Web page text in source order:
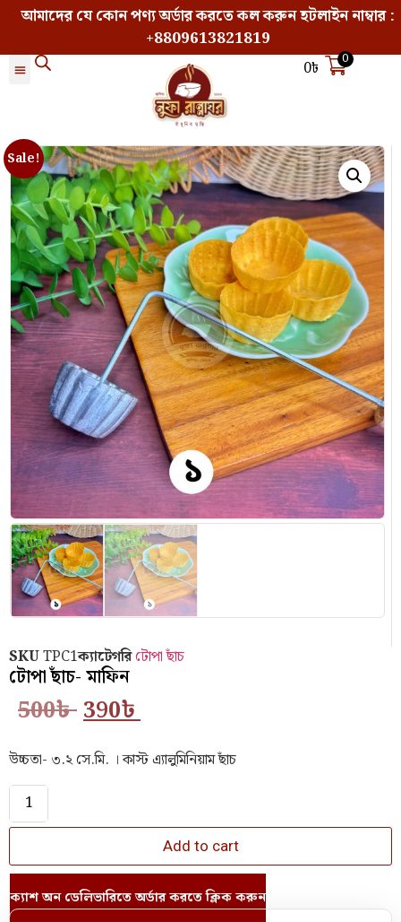
আমাদের যে কোন পণ্য অর্ডার করতে কল করুন হটলাইন নাম্বার :
+8809613821819
0৳ 0
Sale!
SKUTPC1ক্যাটেগরি⁠টোপা ছাঁচ
টোপা ছাঁচ- মাফিন
500৳390৳
উচ্চতা- ৩.২ সে.মি. । কাস্ট এ‍্যালুমিনিয়াম ছাঁচ
Add to cart
ক্যাশ অন ডেলিভারিতে অর্ডার করতে ক্লিক করুন